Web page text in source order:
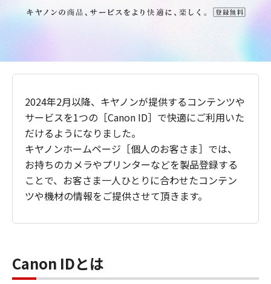
2024年2月以降、キヤノンが提供するコンテンツや
サービスを1つの［Canon ID］で快適にご利用いた
だけるようになりました。
キヤノンホームページ［個人のお客さま］では、
お持ちのカメラやプリンターなどを製品登録する
ことで、お客さま一人ひとりに合わせたコンテン
ツや機材の情報をご提供させて頂きます。
Canon IDとは